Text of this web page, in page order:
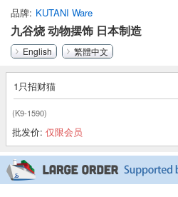
品牌 KUTANI Ware
九谷烧 动物摆饰 日本制造
English 繁體中文
1只招财猫
(K9-1590)
批发价: 仅限会员